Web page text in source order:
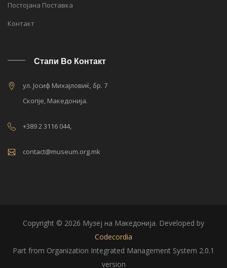
Постојана Поставка
Контакт
Стапи Во Контакт
ул. Јосиф Михајловиќ, бр. 7
Скопје, Македонија.
+389 2 3116 044,
contact@museum.org.mk
Copyright © 2026 Музеј на Македонија. Developed by
Codecordia
Part from Organization Integrated Management System 2.0.1
version